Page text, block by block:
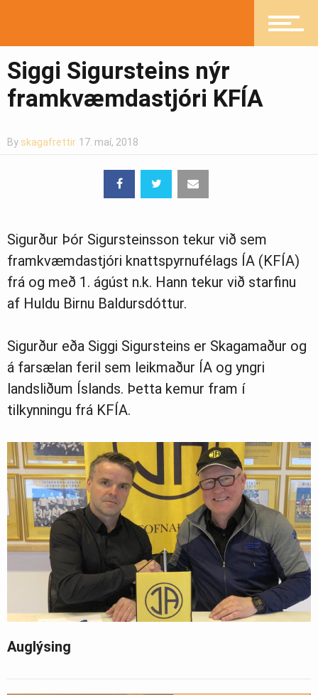
Pistlar
Siggi Sigursteins nýr
framkvæmdastjóri KFÍA
By skagafrettir 17. maí, 2018
Sigurður Þór Sigursteinsson tekur við sem
framkvæmdastjóri knattspyrnufélags ÍA (KFÍA)
frá og með 1. ágúst n.k. Hann tekur við starfinu
af Huldu Birnu Baldursdóttur.
Sigurður eða Siggi Sigursteins er Skagamaður og
á farsælan feril sem leikmaður ÍA og yngri
landsliðum Íslands. Þetta kemur fram í
tilkynningu frá KFÍA.
Auglýsing